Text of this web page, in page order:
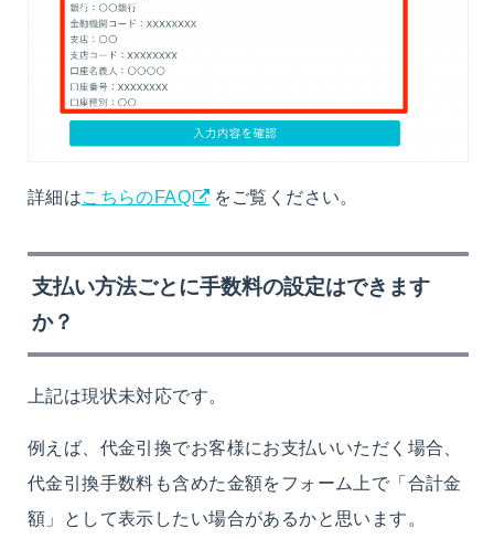
詳細はこちらのFAQ をご覧ください。
支払い方法ごとに手数料の設定はできます
か？
上記は現状未対応です。
例えば、代金引換でお客様にお支払いいただく場合、
代金引換手数料も含めた金額をフォーム上で「合計金
額」として表示したい場合があるかと思います。